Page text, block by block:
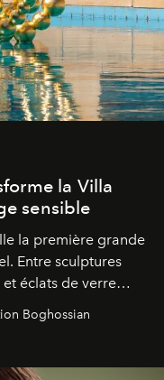
la Villa
sensible
la première grande
Entre sculptures
éclats de verre
itinéraire
le souvenir
Boghossian